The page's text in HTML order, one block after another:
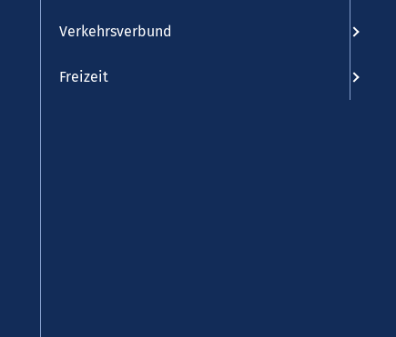
->
Es kommt zu
Verkehrsverbund
Freizeit